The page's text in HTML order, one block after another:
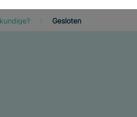
Gesloten